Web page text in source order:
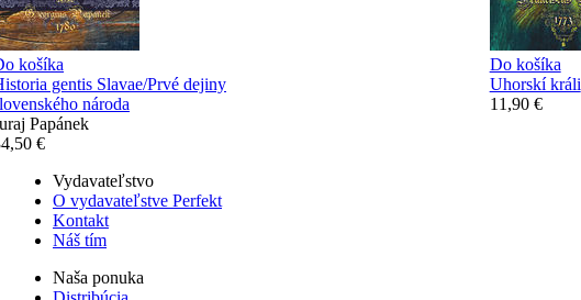
košíka
gentis Slavae/Prvé dejiny
národa
Papánek
€
Do košíka
Uhorskí králi
11,90 €
Vydavateľstvo
O vydavateľstve Perfekt
Kontakt
Náš tím
Naša ponuka